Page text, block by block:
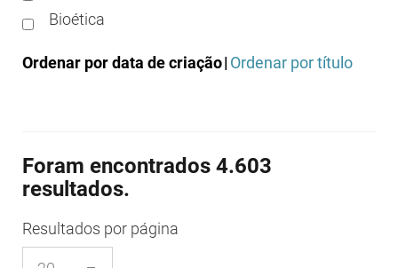
Bioética
Boas práticas de distribuição
Boas práticas de investigação
Boas práticas de laboratório
Boas práticas regulamentares
Certificação
Ordenar por data de criação| Ordenar por título
Foram encontrados 4.603
resultados.
Resultados por página